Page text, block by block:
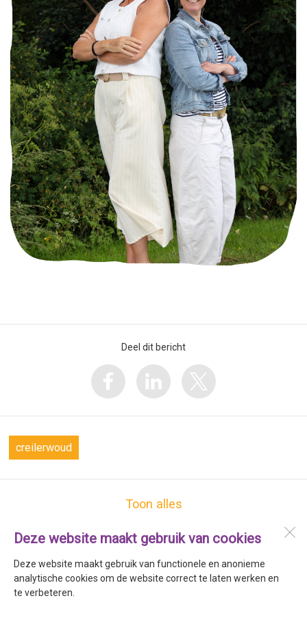
Deze website maakt gebruik van cookies
Deze website maakt gebruik van functionele en anonieme
analytische cookies om de website correct te laten werken en
te verbeteren.
Deel dit bericht
creilerwoud
Toon alles
Bollenstraat 66
1773 AK
Kreileroord